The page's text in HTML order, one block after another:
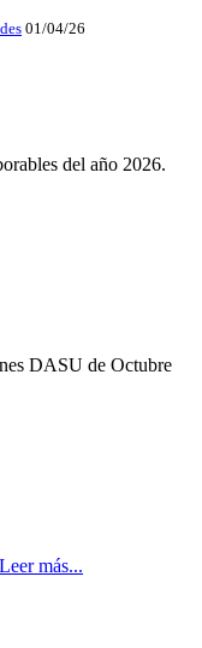
01/04/26
del año 2026.
DASU de Octubre
Leer más...